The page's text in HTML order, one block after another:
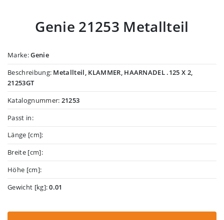
Genie 21253 Metallteil
Marke:Genie
Beschreibung: Metallteil, KLAMMER, HAARNADEL .125 X 2,
21253GT
Katalognummer: 21253
Passt in:
Länge [cm]:
Breite [cm]:
Höhe [cm]:
Gewicht [kg]:0.01